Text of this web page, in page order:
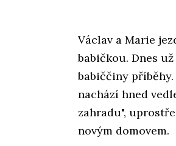
Václav a Marie
babičkou. Dnes
babiččiny
nachází hned
zahradu",
novým domovem.